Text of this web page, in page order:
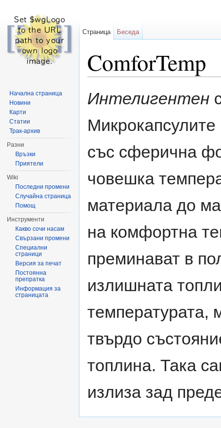
ComforTemp
Интелигентен
със сферична
човешка
материала до
на комфортна
преминават в
излишната
температурата,
твърдо
топлина. Така
излиза зад
Страница Беседа
Начална страница
Новини
Карти
Статии
Трак-архив
Разни
Връзки
Приятели
Wiki
Последни промени
Случайна страница
Помощ
Инструменти
Какво сочи насам
Свързани промени
Специални
страници
Версия за печат
Постоянна
препратка
Информация за
страницата